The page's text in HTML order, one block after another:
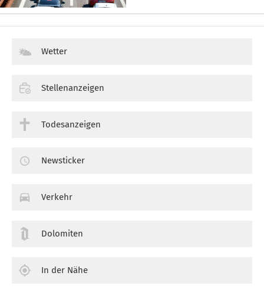
Wetter
Stellenanzeigen
Todesanzeigen
Newsticker
Verkehr
Dolomiten
In der Nähe